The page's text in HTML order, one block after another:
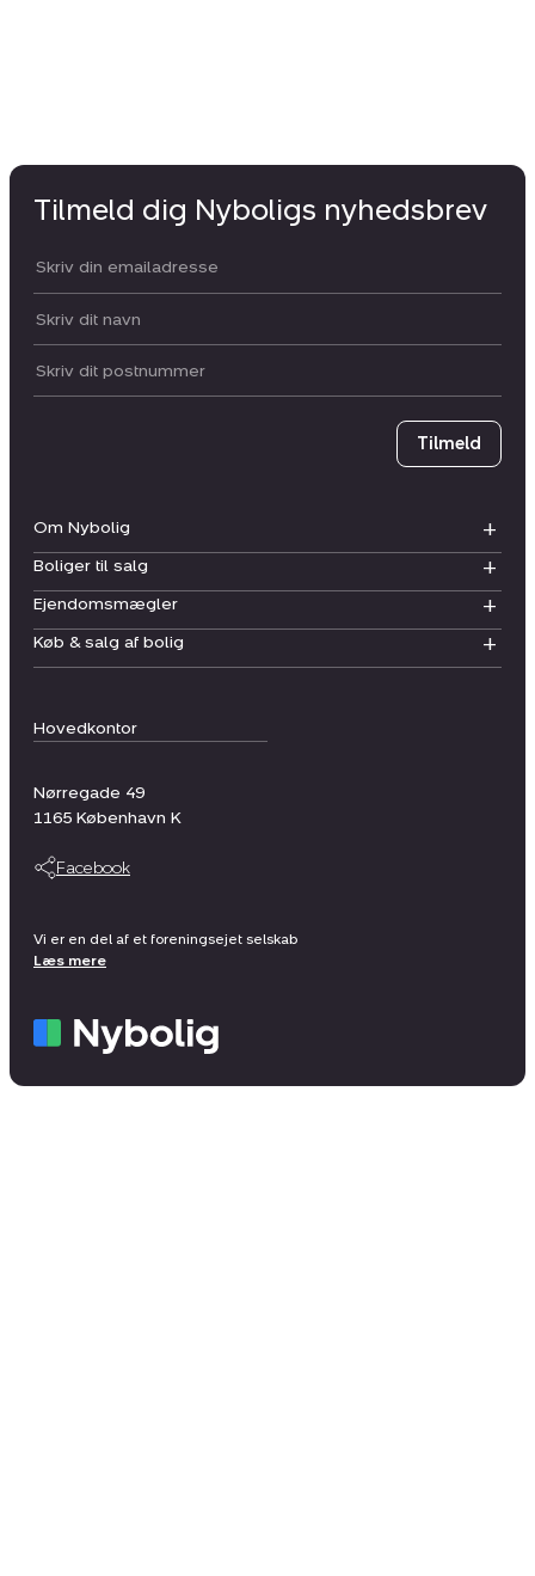
Hovedkontor
Nørregade 49
1165 København K
Facebook
Om Nybolig
Boliger til salg
Ejendomsmægler
Køb & salg af bolig
Tilmeld dig Nyboligs nyhedsbrev
Din email:
Dit navn:
Postnummer
Tilmeld
Vi er en del af et foreningsejet selskab
Læs mere